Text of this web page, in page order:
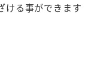
ける事ができます